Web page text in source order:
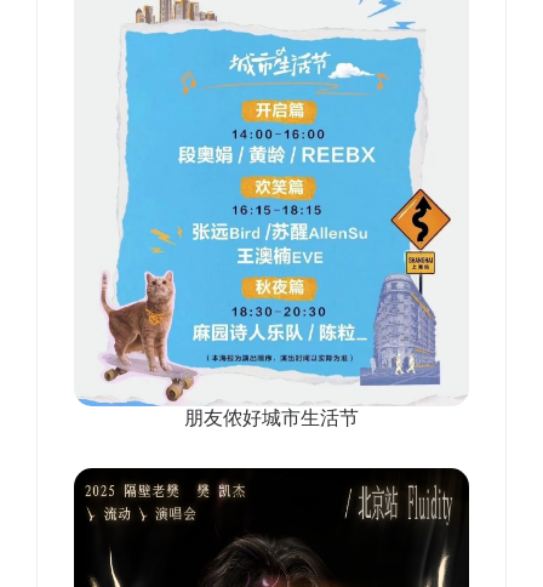
朋友侬好城市生活节